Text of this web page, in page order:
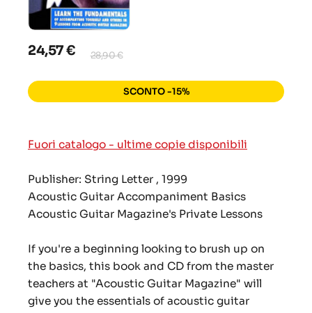
24,57 € 28,90 €
SCONTO -15%
Fuori catalogo - ultime copie disponibili
Publisher: String Letter , 1999
Acoustic Guitar Accompaniment Basics
Acoustic Guitar Magazine's Private Lessons
If you're a beginning looking to brush up on
the basics, this book and CD from the master
teachers at "Acoustic Guitar Magazine" will
give you the essentials of acoustic guitar